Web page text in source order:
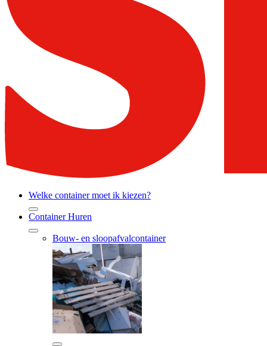
Welke container moet ik kiezen?
Container Huren
Bouw- en sloopafvalcontainer